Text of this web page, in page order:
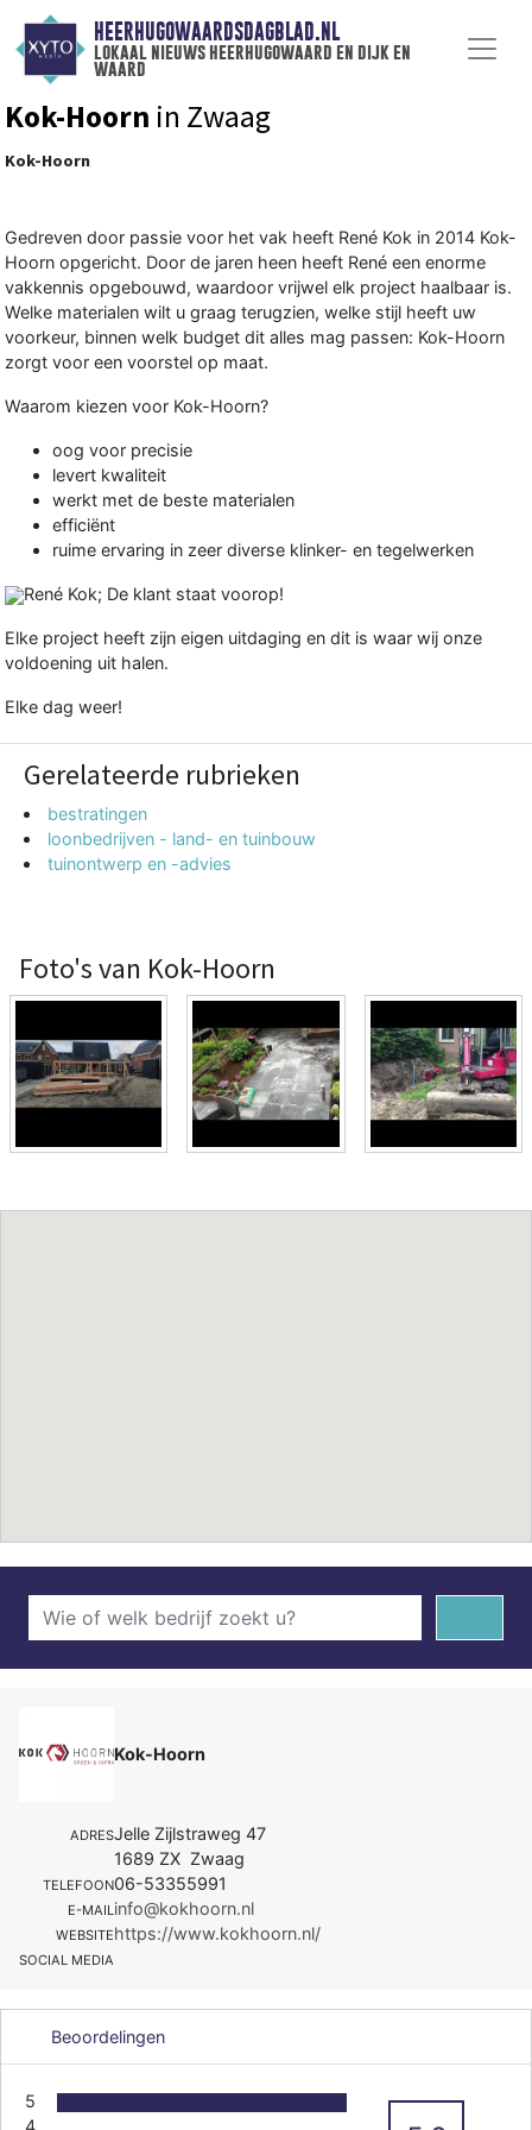
HEERHUGOWAARDSDAGBLAD.NL
lokaal nieuws heerhugowaard en dijk en
waard
Kok-Hoorn in Zwaag
Kok-Hoorn
Gedreven door passie voor het vak heeft René Kok in 2014 Kok-
Hoorn opgericht. Door de jaren heen heeft René een enorme
vakkennis opgebouwd, waardoor vrijwel elk project haalbaar is.
Welke materialen wilt u graag terugzien, welke stijl heeft uw
voorkeur, binnen welk budget dit alles mag passen: Kok-Hoorn
zorgt voor een voorstel op maat.
Waarom kiezen voor Kok-Hoorn?
oog voor precisie
levert kwaliteit
werkt met de beste materialen
efficiënt
ruime ervaring in zeer diverse klinker- en tegelwerken
René Kok; De klant staat voorop!
Elke project heeft zijn eigen uitdaging en dit is waar wij onze
voldoening uit halen.
Elke dag weer!
Gerelateerde rubrieken
bestratingen
loonbedrijven - land- en tuinbouw
tuinontwerp en -advies
Foto's van Kok-Hoorn
Kok-Hoorn
ADRESJelle Zijlstraweg 47
1689 ZX Zwaag
TELEFOON06-53355991
E-MAILinfo@kokhoorn.nl
WEBSITEhttps://www.kokhoorn.nl/
SOCIAL MEDIA
Beoordelingen
5
4